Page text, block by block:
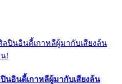
นอินดี้เกาหลีผู้มากับเสียงล้น